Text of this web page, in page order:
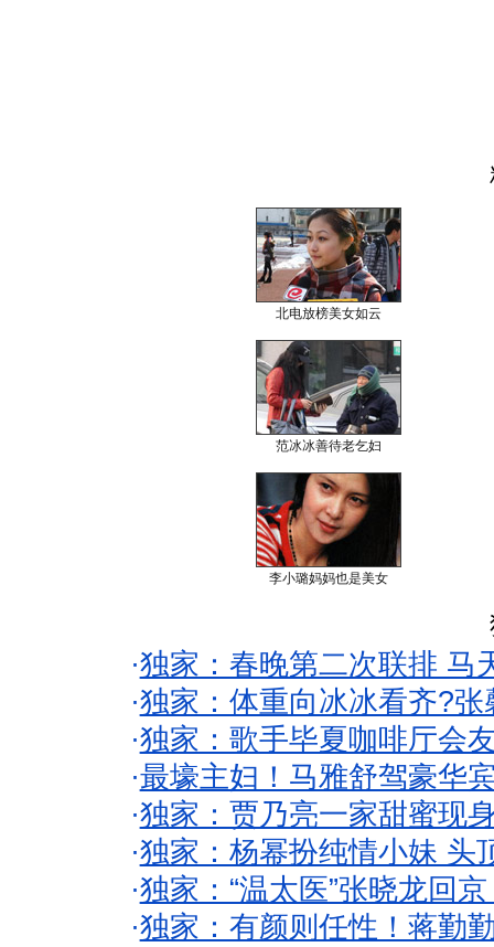
北电放榜美女如云
范冰冰善待老乞妇
李小璐妈妈也是美女
·独家：春晚第二次联排 马
·独家：体重向冰冰看齐?
·独家：歌手毕夏咖啡厅会
·最壕主妇！马雅舒驾豪华
·独家：贾乃亮一家甜蜜现
·独家：杨幂扮纯情小妹 头
·独家：“温太医”张晓龙回
·独家：有颜则任性！蒋勤